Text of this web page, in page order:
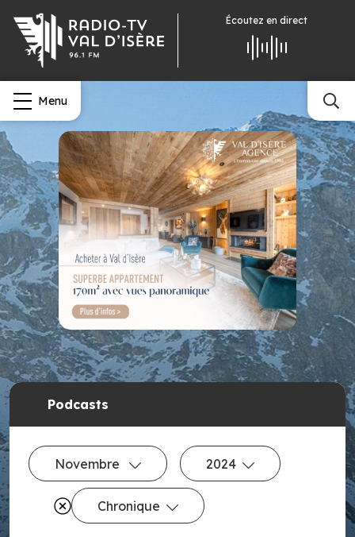
Écoutez en direct
Menu
Podcasts
Novembre 2024
Chronique